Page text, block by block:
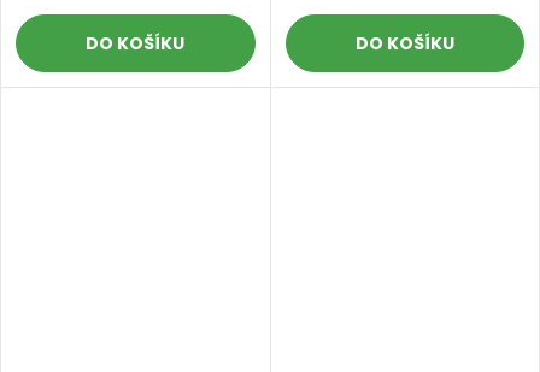
DO KOŠÍKU DO KOŠÍKU